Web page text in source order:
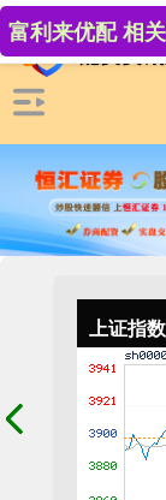
上证指数
富利来优配 相